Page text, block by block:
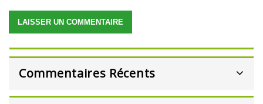
Commentaires Récents